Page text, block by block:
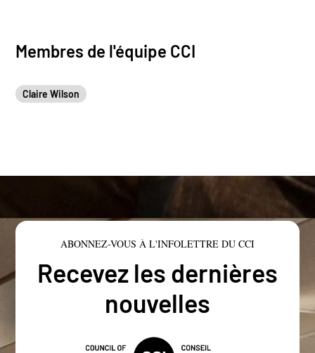
Membres de l'équipe CCI
Claire Wilson
ABONNEZ-VOUS À L'INFOLETTRE DU CCI
Recevez les dernières
nouvelles